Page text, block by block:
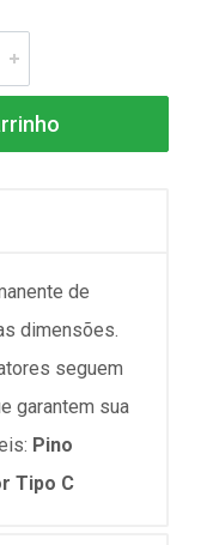
de
dimensões.
seguem
garantem sua
Pino
Tipo C